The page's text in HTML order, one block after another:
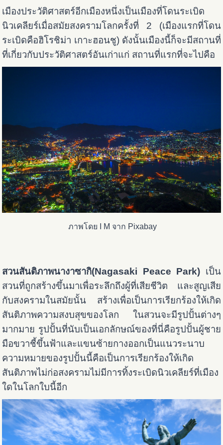
เมืองประวัติศาสตร์อีกเมืองหนึ่งเป็นเมืองที่โดนระเบิด
นิวเคลียร์เมื่อสมัยสงครามโลกครั้งที่ 2 (เมืองแรกที่โดน
ระเบิดคือฮิโรชิม่า เกาะฮอนชู) ดังนั้นเมืองนี้ก็จะมีสถานที่
ที่เกี่ยวกับประวัติศาสตร์อันเก่าแก่ สถานที่แรกที่จะไปคือ
ภาพโดย I M จาก Pixabay
สวนสันติภาพนางาซากิ(Nagasaki Peace Park) เป็น
สวนที่ถูกสร้างขึ้นมาเพื่อระลึกถึงผู้ที่เสียชีวิต และสูญเสีย
กับสงครามในสมัยนั้น สร้างเพื่อเป็นการเรียกร้องให้เกิด
สันติภาพความสงบสุขของโลก ในสวนจะมีรูปปั้นต่างๆ
มากมาย รูปปั้นที่นับเป็นเอกลักษณ์ของที่นี่คือรูปปั้นผู้ชาย
มือขวาชี้ขึ้นฟ้าและแขนซ้ายกางออกเป็นแนวระนาบ
ความหมายของรูปปั้นนี้คือเป็นการเรียกร้องให้เกิด
สันติภาพไม่ก่อสงครามไม่มีการทิ้งระเบิดนิวเคลียร์ที่เมือง
ใดในโลกใบนี้อีก